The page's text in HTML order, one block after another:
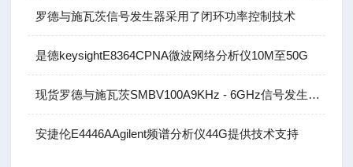
罗德与施瓦茨信号发生器采用了闭环功率控制技术
是德keysightE8364CPNA微波网络分析仪10M至50G
现货罗德与施瓦茨SMBV100A9KHz - 6GHz信号发生器租赁
安捷伦E4446AAgilent频谱分析仪44G提供技术支持